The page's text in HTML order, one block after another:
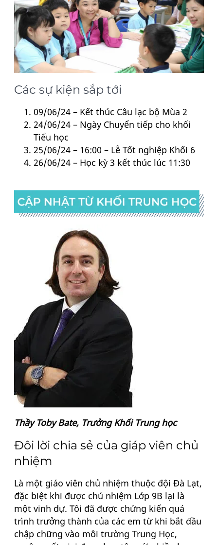
Các sự kiện sắp tới
09/06/24 – Kết thúc Câu lạc bộ Mùa 2
24/06/24 – Ngày Chuyển tiếp cho khối
Tiểu học
25/06/24 – 16:00 – Lễ Tốt nghiệp Khối 6
26/06/24 – Học kỳ 3 kết thúc lúc 11:30
Thầy Toby Bate, Trưởng Khối Trung học
Đôi lời chia sẻ của giáp viên chủ
nhiệm
Là một giáo viên chủ nhiệm thuộc đội Đà Lạt,
đặc biệt khi được chủ nhiệm Lớp 9B lại là
một vinh dự. Tôi đã được chứng kiến quá
trình trưởng thành của các em từ khi bắt đầu
chập chững vào môi trường Trung Học,